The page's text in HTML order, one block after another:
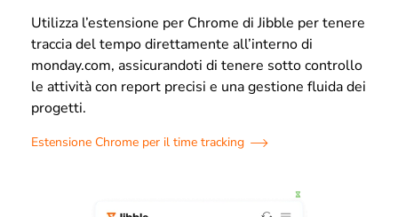
Utilizza l’estensione per Chrome di Jibble per tenere
traccia del tempo direttamente all’interno di
monday.com, assicurandoti di tenere sotto controllo
le attività con report precisi e una gestione fluida dei
progetti.
Estensione Chrome per il time tracking